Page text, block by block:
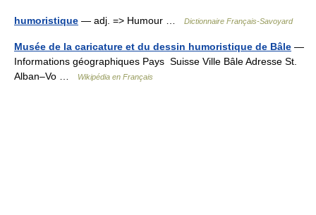
humoristique — adj. => Humour … Dictionnaire Français-Savoyard
Musée de la caricature et du dessin humoristique de Bâle —
Informations géographiques Pays Suisse Ville Bâle Adresse St.
Alban–Vo …
Wikipédia en Français